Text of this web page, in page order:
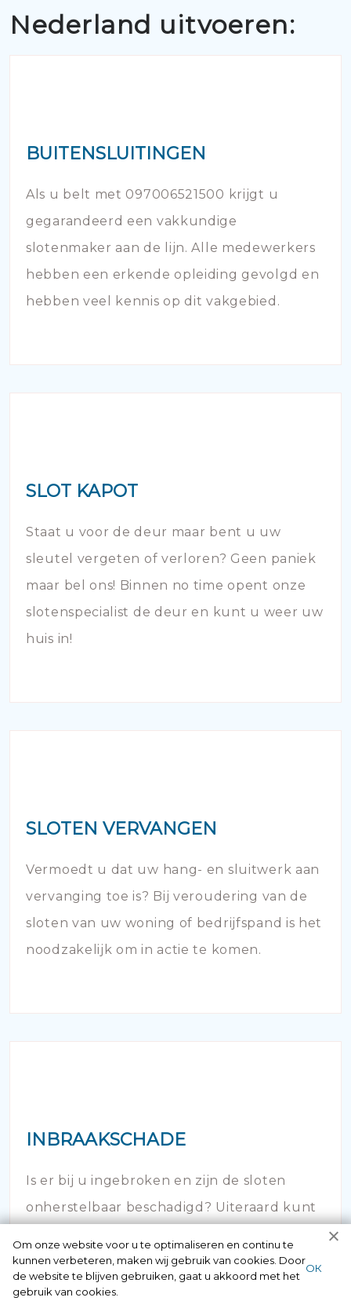
Nederland uitvoeren:
BUITENSLUITINGEN
Als u belt met 097006521500 krijgt u
gegarandeerd een vakkundige
slotenmaker aan de lijn. Alle medewerkers
hebben een erkende opleiding gevolgd en
hebben veel kennis op dit vakgebied.
SLOT KAPOT
Staat u voor de deur maar bent u uw
sleutel vergeten of verloren? Geen paniek
maar bel ons! Binnen no time opent onze
slotenspecialist de deur en kunt u weer uw
huis in!
SLOTEN VERVANGEN
Vermoedt u dat uw hang- en sluitwerk aan
vervanging toe is? Bij veroudering van de
sloten van uw woning of bedrijfspand is het
noodzakelijk om in actie te komen.
INBRAAKSCHADE
Is er bij u ingebroken en zijn de sloten
onherstelbaar beschadigd? Uiteraard kunt
Om onze website voor u te optimaliseren en continu te
kunnen verbeteren, maken wij gebruik van cookies. Door
de website te blijven gebruiken, gaat u akkoord met het
gebruik van cookies.
ОК